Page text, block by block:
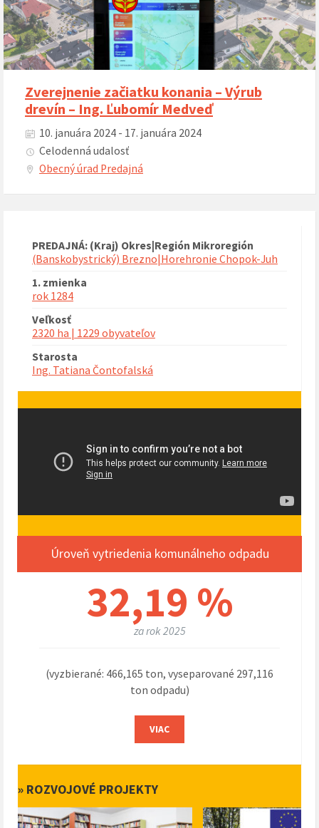
Zverejnenie začiatku konania – Výrub
drevín – Ing. Ľubomír Medveď
10. januára 2024 - 17. januára 2024
Celodenná udalosť
Obecný úrad Predajná
PREDAJNÁ: (Kraj) Okres|Región Mikroregión
(Banskobystrický) Brezno|Horehronie Chopok-Juh
1. zmienka
rok 1284
Veľkosť
2320 ha | 1229 obyvateľov
Starosta
Ing. Tatiana Čontofalská
Úroveň vytriedenia komunálneho odpadu
32,19 %
za rok 2025
(vyzbierané: 466,165 ton, vyseparované 297,116
ton odpadu)
VIAC
» ROZVOJOVÉ PROJEKTY